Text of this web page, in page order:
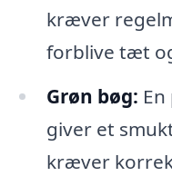
kræver
forblive tæt
Grøn bøg:
giver et
kræver